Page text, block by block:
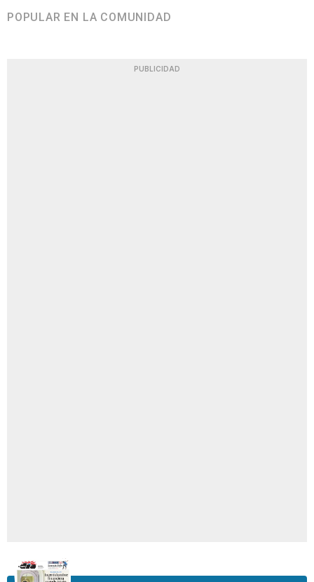
POPULAR EN LA COMUNIDAD
PUBLICIDAD